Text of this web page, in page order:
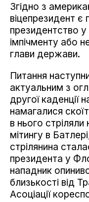
Згідно з
віцепрезидент є
президентство у
імпічменту або
глави держави.
Питання
актуальним з
другої каденції
намагалися
в нього
мітингу в
стрілянина
президента у
нападник
близькості від
Асоціації